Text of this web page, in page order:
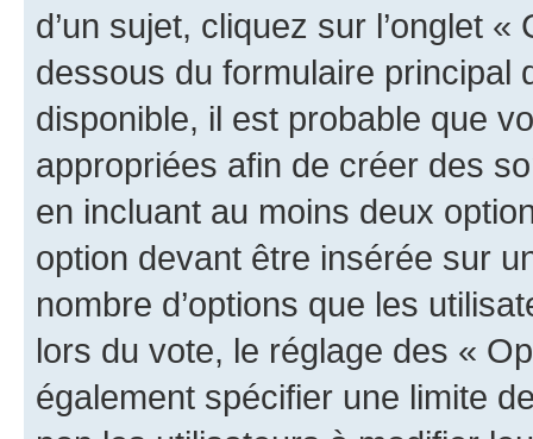
d’un sujet, cliquez sur l’onglet
dessous du formulaire principal
disponible, il est probable que
appropriées afin de créer des
en incluant au moins deux
option devant être insérée sur
nombre d’options que les
lors du vote, le réglage des «
également spécifier une limite